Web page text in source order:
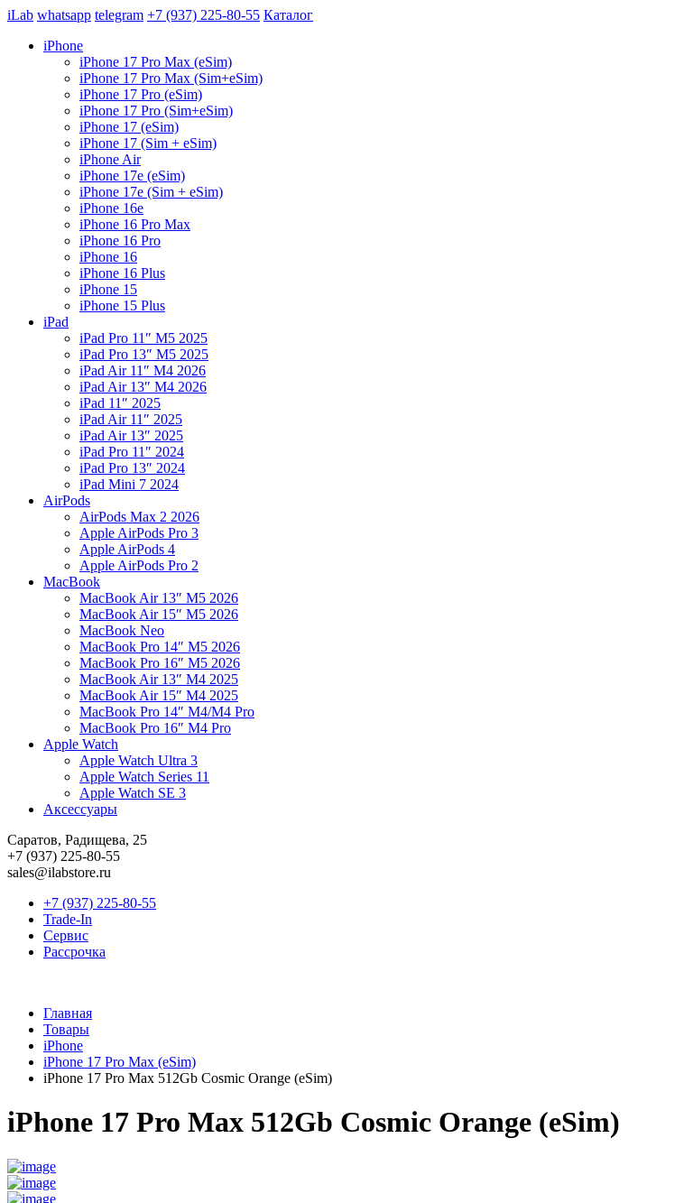
iLab whatsapp telegram +7 (937) 225-80-55 Каталог
iPhone
iPhone 17 Pro Max (eSim)
iPhone 17 Pro Max (Sim+eSim)
iPhone 17 Pro (eSim)
iPhone 17 Pro (Sim+eSim)
iPhone 17 (eSim)
iPhone 17 (Sim + eSim)
iPhone Air
iPhone 17e (eSim)
iPhone 17e (Sim + eSim)
iPhone 16e
iPhone 16 Pro Max
iPhone 16 Pro
iPhone 16
iPhone 16 Plus
iPhone 15
iPhone 15 Plus
iPad
iPad Pro 11″ M5 2025
iPad Pro 13″ M5 2025
iPad Air 11″ M4 2026
iPad Air 13″ M4 2026
iPad 11″ 2025
iPad Air 11″ 2025
iPad Air 13″ 2025
iPad Pro 11″ 2024
iPad Pro 13″ 2024
iPad Mini 7 2024
AirPods
AirPods Max 2 2026
Apple AirPods Pro 3
Apple AirPods 4
Apple AirPods Pro 2
MacBook
MacBook Air 13″ M5 2026
MacBook Air 15″ M5 2026
MacBook Neo
MacBook Pro 14″ M5 2026
MacBook Pro 16″ M5 2026
MacBook Air 13″ M4 2025
MacBook Air 15″ M4 2025
MacBook Pro 14″ M4/M4 Pro
MacBook Pro 16″ M4 Pro
Apple Watch
Apple Watch Ultra 3
Apple Watch Series 11
Apple Watch SE 3
Аксессуары
Саратов, Радищева, 25
+7 (937) 225-80-55
sales@ilabstore.ru
+7 (937) 225-80-55
Trade-In
Сервис
Рассрочка
Главная
Товары
iPhone
iPhone 17 Pro Max (eSim)
iPhone 17 Pro Max 512Gb Cosmic Orange (eSim)
iPhone 17 Pro Max 512Gb Cosmic Orange (eSim)